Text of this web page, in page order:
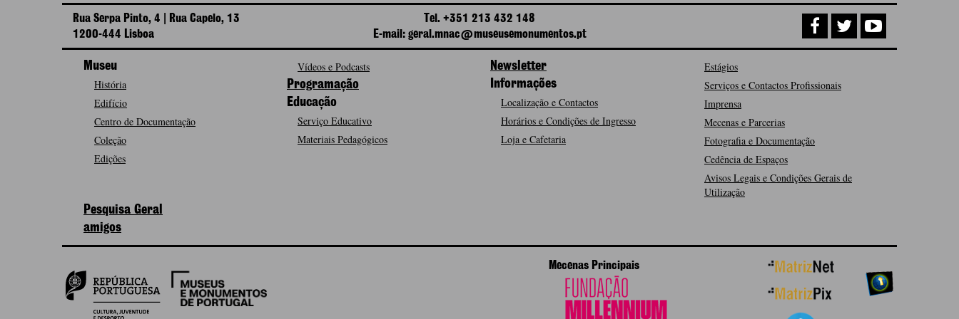
Rua Serpa Pinto, 4 | Rua Capelo, 13
1200-444 Lisboa
Tel. +351 213 432 148
E-mail: geral.mnac@museusemonumentos.pt
Museu
História
Edifício
Centro de Documentação
Coleção
Edições
Vídeos e Podcasts
Programação
Educação
Serviço Educativo
Materiais Pedagógicos
Newsletter
Informações
Localização e Contactos
Horários e Condições de Ingresso
Loja e Cafetaria
Estágios
Serviços e Contactos Profissionais
Imprensa
Mecenas e Parcerias
Fotografia e Documentação
Cedência de Espaços
Avisos Legais e Condições Gerais de
Utilização
Pesquisa Geral
amigos
Mecenas Principais